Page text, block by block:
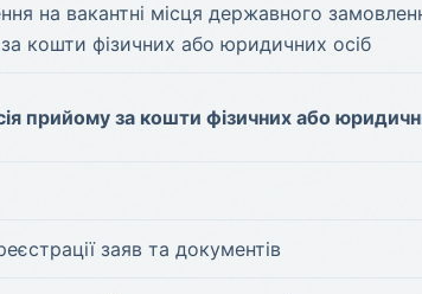
на вакантні місця державного
кошти фізичних або юридичних осіб
прийому за кошти фізичних або
заяв та документів